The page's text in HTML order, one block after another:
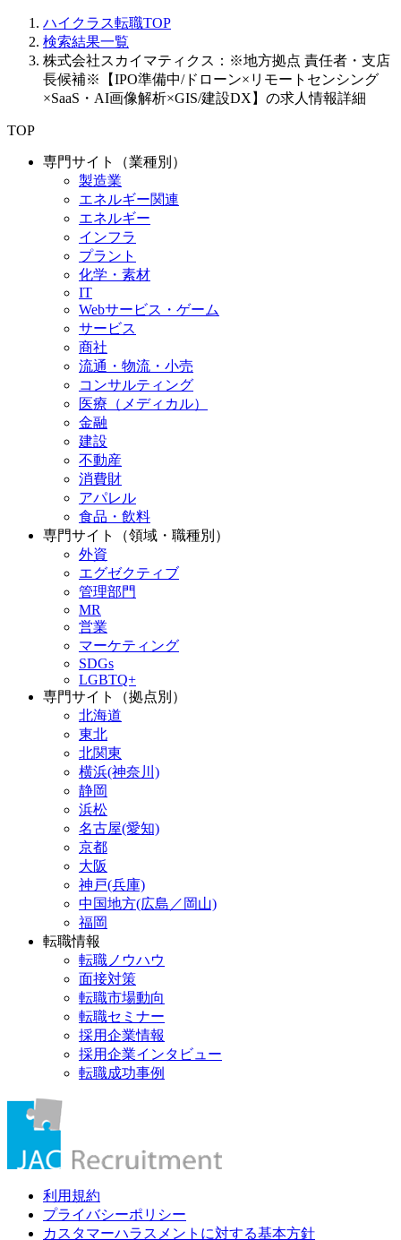
ハイクラス転職TOP
検索結果一覧
株式会社スカイマティクス：※地方拠点 責任者・支店
長候補※【IPO準備中/ドローン×リモートセンシング
×SaaS・AI画像解析×GIS/建設DX】の求人情報詳細
TOP
専門サイト（業種別）
製造業
エネルギー関連
エネルギー
インフラ
プラント
化学・素材
IT
Webサービス・ゲーム
サービス
商社
流通・物流・小売
コンサルティング
医療（メディカル）
金融
建設
不動産
消費財
アパレル
食品・飲料
専門サイト（領域・職種別）
外資
エグゼクティブ
管理部門
MR
営業
マーケティング
SDGs
LGBTQ+
専門サイト（拠点別）
北海道
東北
北関東
横浜(神奈川)
静岡
浜松
名古屋(愛知)
京都
大阪
神戸(兵庫)
中国地方(広島／岡山)
福岡
転職情報
転職ノウハウ
面接対策
転職市場動向
転職セミナー
採用企業情報
採用企業インタビュー
転職成功事例
利用規約
プライバシーポリシー
カスタマーハラスメントに対する基本方針